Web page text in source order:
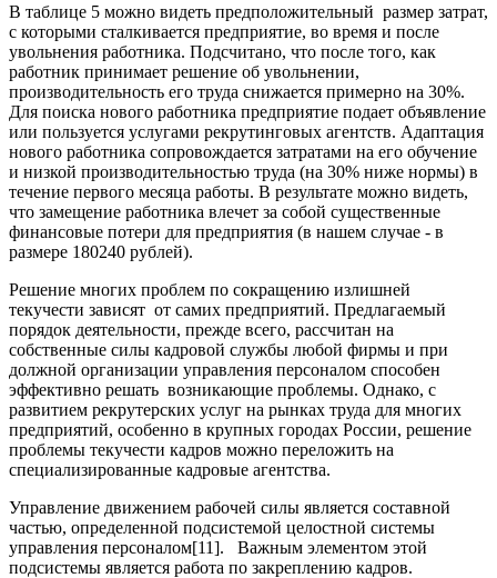
В таблице 5 можно видеть предположительный размер затрат,
с которыми сталкивается предприятие, во время и после
увольнения работника. Подсчитано, что после того, как
работник принимает решение об увольнении,
производительность его труда снижается примерно на 30%.
Для поиска нового работника предприятие подает объявление
или пользуется услугами рекрутинговых агентств. Адаптация
нового работника сопровождается затратами на его обучение
и низкой производительностью труда (на 30% ниже нормы) в
течение первого месяца работы. В результате можно видеть,
что замещение работника влечет за собой существенные
финансовые потери для предприятия (в нашем случае - в
размере 180240 рублей).
Решение многих проблем по сокращению излишней
текучести зависят от самих предприятий. Предлагаемый
порядок деятельности, прежде всего, рассчитан на
собственные силы кадровой службы любой фирмы и при
должной организации управления персоналом способен
эффективно решать возникающие проблемы. Однако, с
развитием рекрутерских услуг на рынках труда для многих
предприятий, особенно в крупных городах России, решение
проблемы текучести кадров можно переложить на
специализированные кадровые агентства.
Управление движением рабочей силы является составной
частью, определенной подсистемой целостной системы
управления персоналом[11]. Важным элементом этой
подсистемы является работа по закреплению кадров.